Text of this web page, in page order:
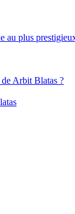
au plus
Arbit Blatas ?